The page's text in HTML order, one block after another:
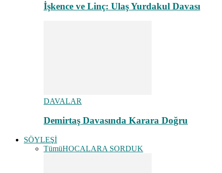
İşkence ve Linç: Ulaş Yurdakul Davası
DAVALAR
Demirtaş Davasında Karara Doğru
SÖYLEŞİ
TümüHOCALARA SORDUK